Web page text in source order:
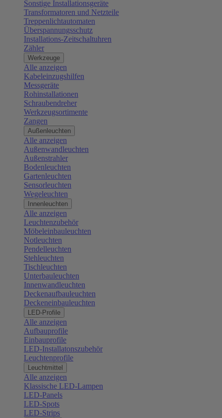
Sonstige Installationsgeräte
Transformatoren und Netzteile
Treppenlichtautomaten
Überspannungsschutz
Installations-Zeitschaltuhren
Zähler
Werkzeuge
Alle anzeigen
Kabeleinzugshilfen
Messgeräte
Rohinstallationen
Schraubendreher
Werkzeugsortimente
Zangen
Außenleuchten
Alle anzeigen
Außenwandleuchten
Außenstrahler
Bodenleuchten
Gartenleuchten
Sensorleuchten
Wegeleuchten
Innenleuchten
Alle anzeigen
Leuchtenzubehör
Möbeleinbauleuchten
Notleuchten
Pendelleuchten
Stehleuchten
Tischleuchten
Unterbauleuchten
Innenwandleuchten
Deckenaufbauleuchten
Deckeneinbauleuchten
LED-Profile
Alle anzeigen
Aufbauprofile
Einbauprofile
LED-Installatonszubehör
Leuchtenprofile
Leuchtmittel
Alle anzeigen
Klassische LED-Lampen
LED-Panels
LED-Spots
LED-Strips